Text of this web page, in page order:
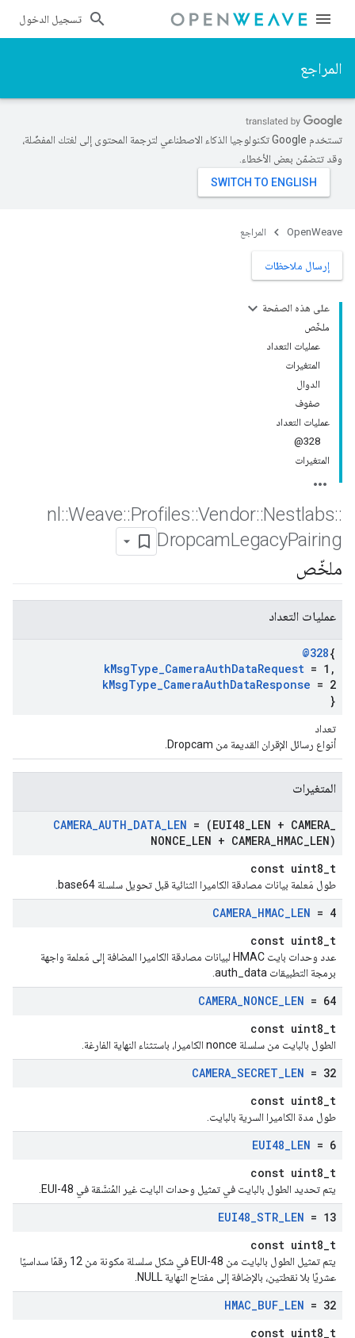
تسجيل الدخول
المراجع
تستخدم Google تكنولوجيا الذكاء الاصطناعي لترجمة المحتوى إلى لغتك المفضّلة،
وقد تتضمّن بعض الأخطاء.
OpenWeave المراجع
إرسال ملاحظات
على هذه الصفحة
ملخّص
عمليات التعداد
المتغيرات
الدوال
صفوف
عمليات التعداد
328@
المتغيرات
nl ::Weave::Profiles::Vendor::Nestlabs::
DropcamLegacyPairing
ملخّص
عمليات التعداد
@328{
kMsgType_CameraAuthDataRequest = 1 ,
kMsgType_CameraAuthDataResponse = 2
}
تعداد
أنواع رسائل الإقران القديمة من Dropcam.
المتغيرات
CAMERA_AUTH_DATA_LEN = (EUI48 LEN + CAMERA
NONCE LEN + CAMERA HMAC LEN)
const uint8_t
طول مَعلمة بيانات مصادقة الكاميرا الثنائية قبل تحويل سلسلة base64.
CAMERA_HMAC_LEN = 4
const uint8_t
عدد وحدات بايت HMAC لبيانات مصادقة الكاميرا المضافة إلى مَعلمة واجهة
برمجة التطبيقات auth_data.
CAMERA_NONCE_LEN = 64
const uint8_t
الطول بالبايت من سلسلة nonce الكاميرا، باستثناء النهاية الفارغة.
CAMERA_SECRET_LEN = 32
const uint8_t
طول مدة الكاميرا السرية بالبايت.
EUI48_LEN = 6
const uint8_t
يتم تحديد الطول بالبايت في تمثيل وحدات البايت غير المُنسَّقة في EUI-48.
EUI48_STR_LEN = 13
const uint8_t
يتم تمثيل الطول بالبايت من EUI-48 في شكل سلسلة مكونة من 12 رقمًا سداسيًا
عشريًا بلا نقطتين، بالإضافة إلى مفتاح النهاية NULL.
HMAC_BUF_LEN = 32
const uint8_t